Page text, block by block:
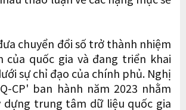
chuyển đổi số trở thành nhiệm
quốc gia và đang triển khai
sự chỉ đạo của chính phủ. Nghị
CP' ban hành năm 2023 nhằm
dựng trung tâm dữ liệu quốc gia